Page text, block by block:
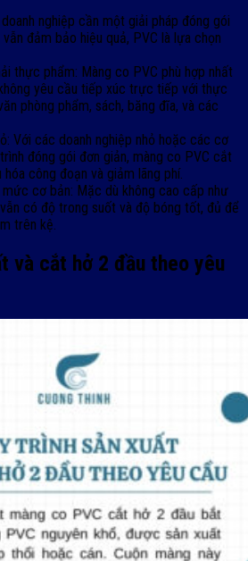
nghiệp cần một giải pháp đóng gói
đảm bảo hiệu quả, PVC là lựa chọn
thực phẩm: Màng co PVC phù hợp nhất
yêu cầu tiếp xúc trực tiếp với thực
phòng phẩm, sách, băng đĩa, và các
Với các doanh nghiệp nhỏ hoặc các cơ
đóng gói đơn giản, màng co PVC cắt
công đoạn và giảm lãng phí.
cơ bản: Mặc dù không cao cấp như
vẫn có độ trong suốt và độ bóng tốt, đủ để
trên kệ.
và cắt hở 2 đầu theo yêu